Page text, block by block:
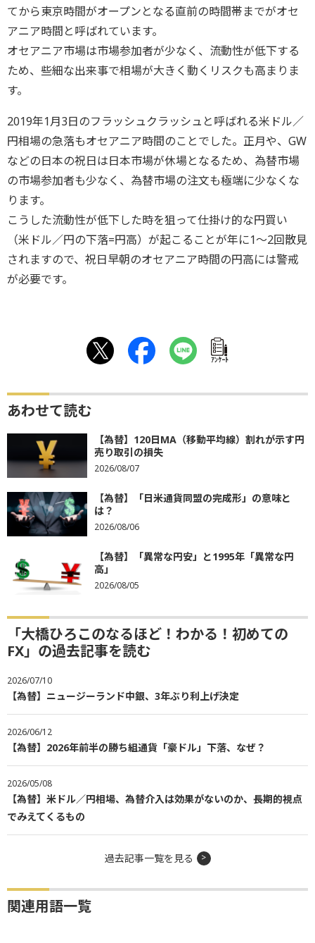
てから東京時間がオープンとなる直前の時間帯までがオセ
アニア時間と呼ばれています。
オセアニア市場は市場参加者が少なく、流動性が低下する
ため、些細な出来事で相場が大きく動くリスクも高まりま
す。
2019年1月3日のフラッシュクラッシュと呼ばれる米ドル／
円相場の急落もオセアニア時間のことでした。正月や、GW
などの日本の祝日は日本市場が休場となるため、為替市場
の市場参加者も少なく、為替市場の注文も極端に少なくな
ります。
こうした流動性が低下した時を狙って仕掛け的な円買い
（米ドル／円の下落=円高）が起こることが年に1～2回散見
されますので、祝日早朝のオセアニア時間の円高には警戒
が必要です。
ｱﾝｹｰﾄ
あわせて読む
【為替】120日MA（移動平均線）割れが示す円
売り取引の損失
2026/08/07
【為替】「日米通貨同盟の完成形」の意味と
は？
2026/08/06
【為替】「異常な円安」と1995年「異常な円
高」
2026/08/05
「大橋ひろこのなるほど！わかる！初めての
FX」の過去記事を読む
2026/07/10
【為替】ニュージーランド中銀、3年ぶり利上げ決定
2026/06/12
【為替】2026年前半の勝ち組通貨「豪ドル」下落、なぜ？
2026/05/08
【為替】米ドル／円相場、為替介入は効果がないのか、長期的視点
でみえてくるもの
過去記事一覧を見る
関連用語一覧